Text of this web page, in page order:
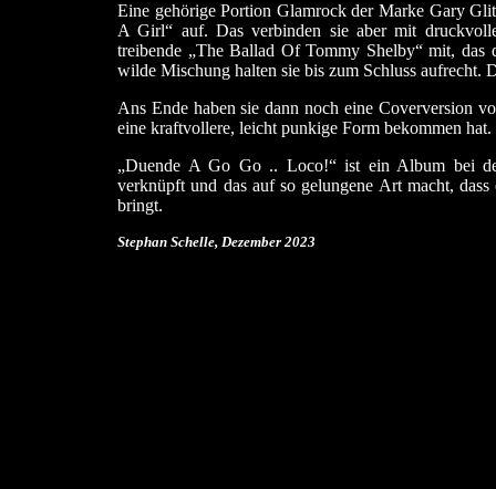
Eine gehörige Portion Glamrock der Marke Gary
A Girl“ auf. Das verbinden sie aber mit
treibende „The Ballad Of Tommy Shelby“ mit,
wilde Mischung halten sie bis zum Schluss aufrecht.
Ans Ende haben sie dann noch eine Coverversion
eine kraftvollere, leicht punkige Form bekommen hat.
„Duende A Go Go .. Loco!“ ist ein Album bei
verknüpft und das auf so gelungene Art macht,
bringt.
Stephan Schelle, Dezember 2023